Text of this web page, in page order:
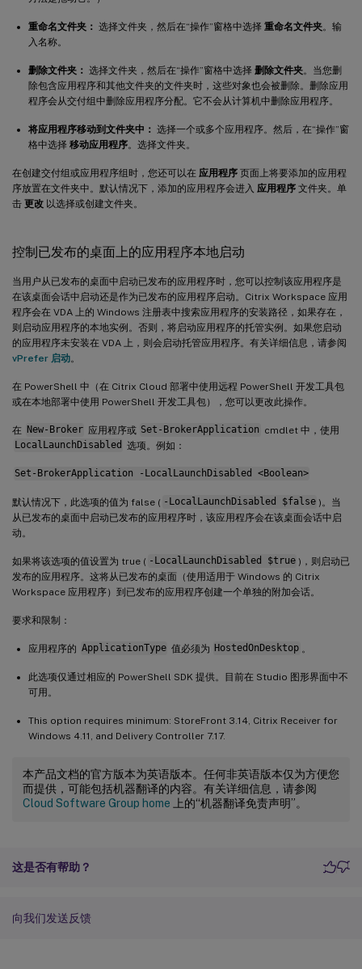
重命名文件夹： 选择文件夹，然后在“操作”窗格中选择 重命名文件夹。输
入名称。
删除文件夹： 选择文件夹，然后在“操作”窗格中选择 删除文件夹。当您删
除包含应用程序和其他文件夹的文件夹时，这些对象也会被删除。删除应用
程序会从交付组中删除应用程序分配。它不会从计算机中删除应用程序。
将应用程序移动到文件夹中： 选择一个或多个应用程序。然后，在“操作”窗
格中选择 移动应用程序。选择文件夹。
在创建交付组或应用程序组时，您还可以在 应用程序 页面上将要添加的应用程
序放置在文件夹中。默认情况下，添加的应用程序会进入 应用程序 文件夹。单
击 更改 以选择或创建文件夹。
控制已发布的桌面上的应用程序本地启动
当用户从已发布的桌面中启动已发布的应用程序时，您可以控制该应用程序是
在该桌面会话中启动还是作为已发布的应用程序启动。Citrix Workspace 应用
程序会在 VDA 上的 Windows 注册表中搜索应用程序的安装路径，如果存在，
则启动应用程序的本地实例。否则，将启动应用程序的托管实例。如果您启动
的应用程序未安装在 VDA 上，则会启动托管应用程序。有关详细信息，请参阅
vPrefer 启动。
在 PowerShell 中（在 Citrix Cloud 部署中使用远程 PowerShell 开发工具包
或在本地部署中使用 PowerShell 开发工具包），您可以更改此操作。
在 New-Broker 应用程序或 Set-BrokerApplication cmdlet 中，使用
LocalLaunchDisabled 选项。例如：
Set-BrokerApplication -LocalLaunchDisabled <Boolean>
默认情况下，此选项的值为 false ( -LocalLaunchDisabled $false )。当
从已发布的桌面中启动已发布的应用程序时，该应用程序会在该桌面会话中启
动。
如果将该选项的值设置为 true ( -LocalLaunchDisabled $true )，则启动已
发布的应用程序。这将从已发布的桌面（使用适用于 Windows 的 Citrix
Workspace 应用程序）到已发布的应用程序创建一个单独的附加会话。
要求和限制：
应用程序的 ApplicationType 值必须为 HostedOnDesktop 。
此选项仅通过相应的 PowerShell SDK 提供。目前在 Studio 图形界面中不
可用。
This option requires minimum: StoreFront 3.14, Citrix Receiver for
Windows 4.11, and Delivery Controller 7.17.
本产品文档的官方版本为英语版本。任何非英语版本仅为方便您
而提供，可能包括机器翻译的内容。有关详细信息，请参阅
Cloud Software Group home 上的“机器翻译免责声明”。
这是否有帮助？
向我们发送反馈